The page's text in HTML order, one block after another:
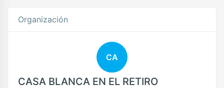
Organización
CA
CASA BLANCA EN EL RETIRO